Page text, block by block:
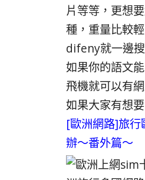
片等等，更想
種，重量比較
difeny就一邊
如果你的語文
飛機就可以有
如果大家有想
[歐洲網路]旅行
辦～番外篇～